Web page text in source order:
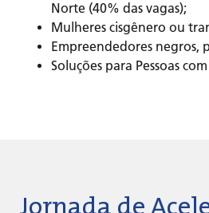
Norte (40% das vagas);
Mulheres cisgênero ou
Empreendedores negros,
Soluções para Pessoas